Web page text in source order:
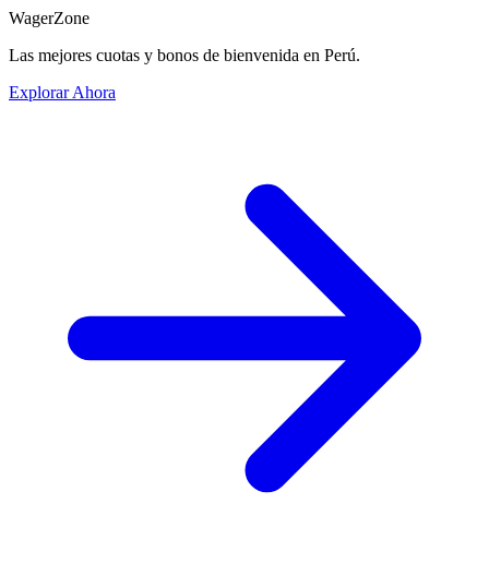
WagerZone
Las mejores cuotas y bonos de bienvenida en Perú.
Explorar Ahora